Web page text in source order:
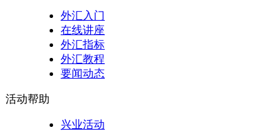
外汇入门
在线讲座
外汇指标
外汇教程
要闻动态
活动帮助
兴业活动